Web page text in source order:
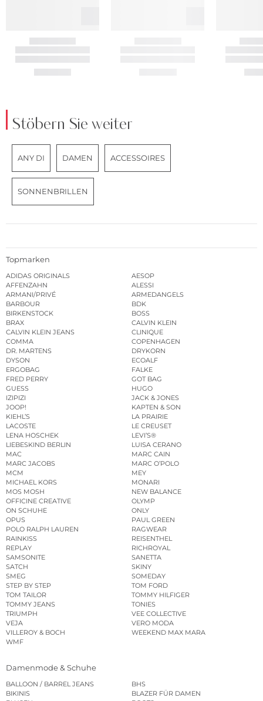
Stöbern Sie weiter
ANY DI DAMEN ACCESSOIRES
SONNENBRILLEN
Topmarken
ADIDAS ORIGINALS
AESOP
AFFENZAHN
ALESSI
ARMANI/PRIVÉ
ARMEDANGELS
BARBOUR
BDK
BIRKENSTOCK
BOSS
BRAX
CALVIN KLEIN
CALVIN KLEIN JEANS
CLINIQUE
COMMA
COPENHAGEN
DR. MARTENS
DRYKORN
DYSON
ECOALF
ERGOBAG
FALKE
FRED PERRY
GOT BAG
GUESS
HUGO
IZIPIZI
JACK & JONES
JOOP!
KAPTEN & SON
KIEHL’S
LA PRAIRIE
LACOSTE
LE CREUSET
LENA HOSCHEK
LEVI’S®
LIEBESKIND BERLIN
LUISA CERANO
MAC
MARC CAIN
MARC JACOBS
MARC O’POLO
MCM
MEY
MICHAEL KORS
MONARI
MOS MOSH
NEW BALANCE
OFFICINE CREATIVE
OLYMP
ON SCHUHE
ONLY
OPUS
PAUL GREEN
POLO RALPH LAUREN
RAGWEAR
RAINKISS
REISENTHEL
REPLAY
RICHROYAL
SAMSONITE
SANETTA
SATCH
SKINY
SMEG
SOMEDAY
STEP BY STEP
TOM FORD
TOM TAILOR
TOMMY HILFIGER
TOMMY JEANS
TONIES
TRIUMPH
VEE COLLECTIVE
VEJA
VERO MODA
VILLEROY & BOCH
WEEKEND MAX MARA
WMF
Damenmode & Schuhe
BALLOON / BARREL JEANS
BHS
BIKINIS
BLAZER FÜR DAMEN